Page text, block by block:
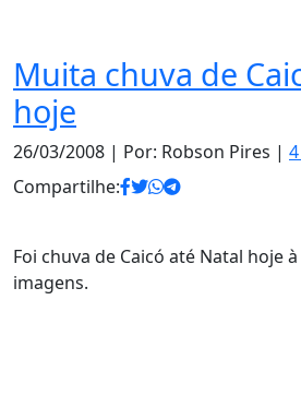
Muita chuva de
hoje
26/03/2008 | Por: Robson Pires |
Compartilhe:
Foi chuva de Caicó até Natal hoje
imagens.